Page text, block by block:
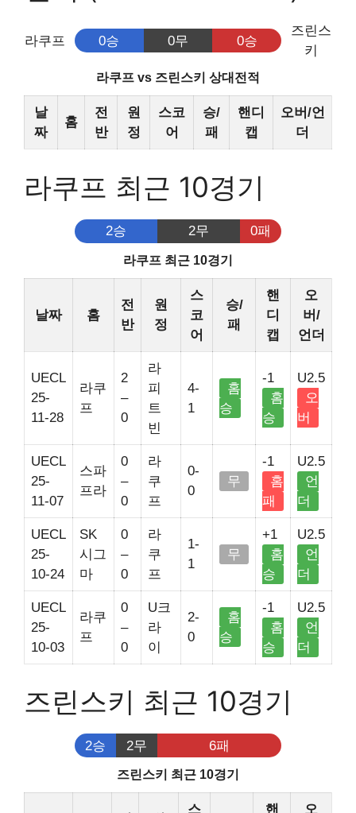
라쿠프 0승 0무 0승
즈린스
키
라쿠프 vs 즈린스키 상대전적
날
짜
홈
전
반
원
정
스코
어
승/
패
핸디
캡
오버/언
더
라쿠프 최근 10경기
2승 2무 0패
라쿠프 최근 10경기
날짜 홈
전
반
원
정
스
코
어
승/
패
핸
디
캡
오
버/
언더
UECL
25-
11-28
라쿠
프
2
–
0
라
피
트
빈
4-
1
홈
승
-1
홈
승
U2.5
오
버
UECL
25-
11-07
스파
프라
0
–
0
라
쿠
프
0-
0
무
-1
홈
패
U2.5
언
더
UECL
25-
10-24
SK
시그
마
0
–
0
라
쿠
프
1-
1
무
+1
홈
승
U2.5
언
더
UECL
25-
10-03
라쿠
프
0
–
0
U크
라
이
2-
0
홈
승
-1
홈
승
U2.5
언
더
즈린스키 최근 10경기
2승 2무 6패
즈린스키 최근 10경기
스 핸 오